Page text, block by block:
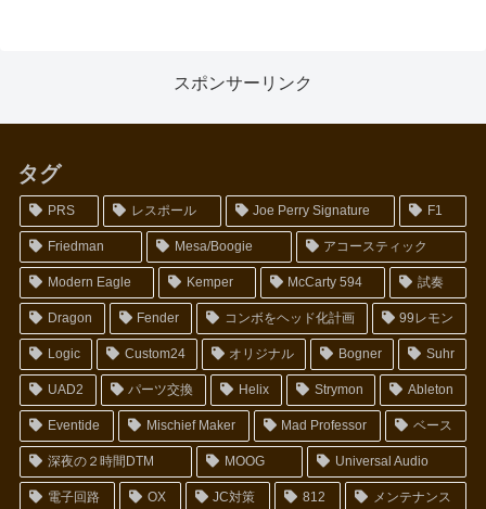
スポンサーリンク
タグ
PRS レスポール Joe Perry Signature F1
Friedman Mesa/Boogie アコースティック
Modern Eagle Kemper McCarty 594 試奏
Dragon Fender コンボをヘッド化計画 99レモン
Logic Custom24 オリジナル Bogner Suhr
UAD2 パーツ交換 Helix Strymon Ableton
Eventide Mischief Maker Mad Professor ベース
深夜の２時間DTM MOOG Universal Audio
電子回路 OX JC対策 812 メンテナンス